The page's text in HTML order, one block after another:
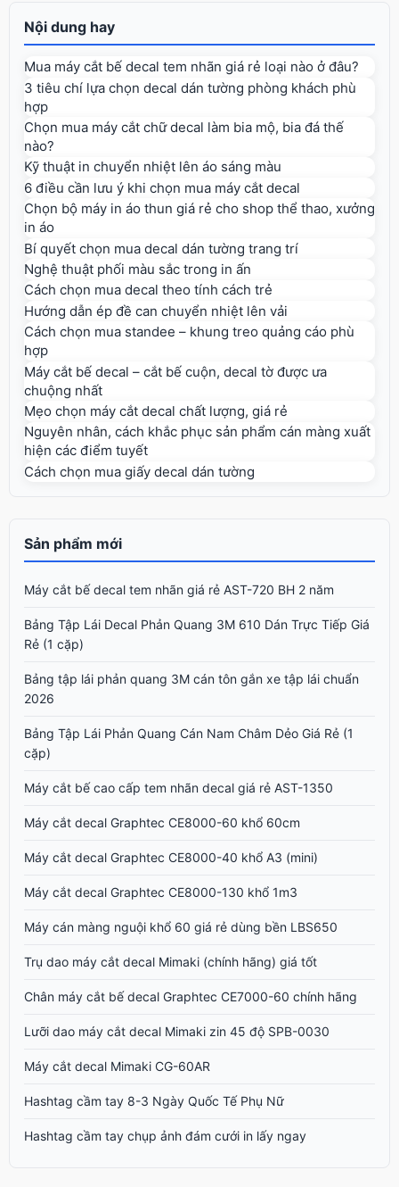
Nội dung hay
Mua máy cắt bế decal tem nhãn giá rẻ loại nào ở đâu?
3 tiêu chí lựa chọn decal dán tường phòng khách phù
hợp
Chọn mua máy cắt chữ decal làm bia mộ, bia đá thế
nào?
Kỹ thuật in chuyển nhiệt lên áo sáng màu
6 điều cần lưu ý khi chọn mua máy cắt decal
Chọn bộ máy in áo thun giá rẻ cho shop thể thao, xưởng
in áo
Bí quyết chọn mua decal dán tường trang trí
Nghệ thuật phối màu sắc trong in ấn
Cách chọn mua decal theo tính cách trẻ
Hướng dẫn ép đề can chuyển nhiệt lên vải
Cách chọn mua standee – khung treo quảng cáo phù
hợp
Máy cắt bế decal – cắt bế cuộn, decal tờ được ưa
chuộng nhất
Mẹo chọn máy cắt decal chất lượng, giá rẻ
Nguyên nhân, cách khắc phục sản phẩm cán màng xuất
hiện các điểm tuyết
Cách chọn mua giấy decal dán tường
Sản phẩm mới
Máy cắt bế decal tem nhãn giá rẻ AST-720 BH 2 năm
Bảng Tập Lái Decal Phản Quang 3M 610 Dán Trực Tiếp Giá
Rẻ (1 cặp)
Bảng tập lái phản quang 3M cán tôn gắn xe tập lái chuẩn
2026
Bảng Tập Lái Phản Quang Cán Nam Châm Dẻo Giá Rẻ (1
cặp)
Máy cắt bế cao cấp tem nhãn decal giá rẻ AST-1350
Máy cắt decal Graphtec CE8000-60 khổ 60cm
Máy cắt decal Graphtec CE8000-40 khổ A3 (mini)
Máy cắt decal Graphtec CE8000-130 khổ 1m3
Máy cán màng nguội khổ 60 giá rẻ dùng bền LBS650
Trụ dao máy cắt decal Mimaki (chính hãng) giá tốt
Chân máy cắt bế decal Graphtec CE7000-60 chính hãng
Lưỡi dao máy cắt decal Mimaki zin 45 độ SPB-0030
Máy cắt decal Mimaki CG-60AR
Hashtag cầm tay 8-3 Ngày Quốc Tế Phụ Nữ
Hashtag cầm tay chụp ảnh đám cưới in lấy ngay